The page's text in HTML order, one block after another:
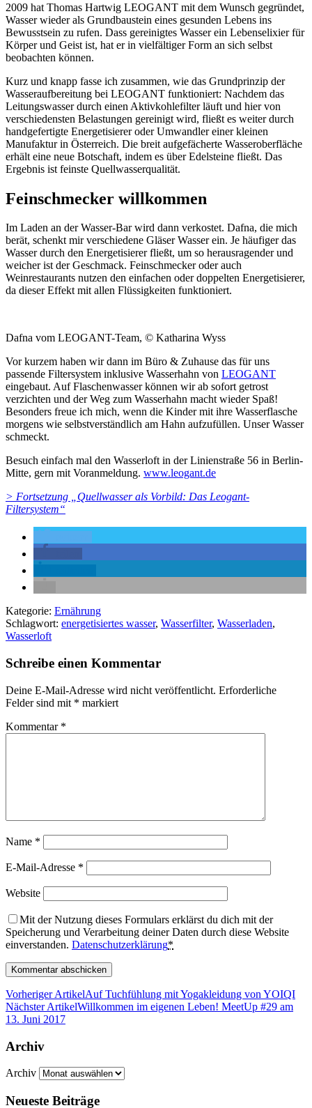
2009 hat Thomas Hartwig LEOGANT mit dem Wunsch gegründet,
Wasser wieder als Grundbaustein eines gesunden Lebens ins
Bewusstsein zu rufen. Dass gereinigtes Wasser ein Lebenselixier für
Körper und Geist ist, hat er in vielfältiger Form an sich selbst
beobachten können.
Kurz und knapp fasse ich zusammen, wie das Grundprinzip der
Wasseraufbereitung bei LEOGANT funktioniert: Nachdem das
Leitungswasser durch einen Aktivkohlefilter läuft und hier von
verschiedensten Belastungen gereinigt wird, fließt es weiter durch
handgefertigte Energetisierer oder Umwandler einer kleinen
Manufaktur in Österreich. Die breit aufgefächerte Wasseroberfläche
erhält eine neue Botschaft, indem es über Edelsteine fließt. Das
Ergebnis ist feinste Quellwasserqualität.
Feinschmecker willkommen
Im Laden an der Wasser-Bar wird dann verkostet. Dafna, die mich
berät, schenkt mir verschiedene Gläser Wasser ein. Je häufiger das
Wasser durch den Energetisierer fließt, um so herausragender und
weicher ist der Geschmack. Feinschmecker oder auch
Weinrestaurants nutzen den einfachen oder doppelten Energetisierer,
da dieser Effekt mit allen Flüssigkeiten funktioniert.
Dafna vom LEOGANT-Team, © Katharina Wyss
Vor kurzem haben wir dann im Büro & Zuhause das für uns
passende Filtersystem inklusive Wasserhahn von LEOGANT
eingebaut. Auf Flaschenwasser können wir ab sofort getrost
verzichten und der Weg zum Wasserhahn macht wieder Spaß!
Besonders freue ich mich, wenn die Kinder mit ihre Wasserflasche
morgens wie selbstverständlich am Hahn aufzufüllen. Unser Wasser
schmeckt.
Besuch einfach mal den Wasserloft in der Linienstraße 56 in Berlin-
Mitte, gern mit Voranmeldung. www.leogant.de
> Fortsetzung „Quellwasser als Vorbild: Das Leogant-
Filtersystem“
Kategorie: Ernährung
Schlagwort: energetisiertes wasser, Wasserfilter, Wasserladen,
Wasserloft
Schreibe einen Kommentar
Deine E-Mail-Adresse wird nicht veröffentlicht. Erforderliche
Felder sind mit * markiert
Kommentar *
Name *
E-Mail-Adresse *
Website
Mit der Nutzung dieses Formulars erklärst du dich mit der
Speicherung und Verarbeitung deiner Daten durch diese Website
einverstanden. Datenschutzerklärung*
Vorheriger ArtikelAuf Tuchfühlung mit Yogakleidung von YOIQI
Nächster ArtikelWillkommen im eigenen Leben! MeetUp #29 am
13. Juni 2017
Archiv
Archiv
Neueste Beiträge